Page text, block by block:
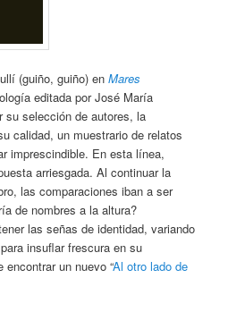
(guiño, guiño) enMares
editada por José María
su selección de autores, la
calidad, un muestrario de relatos
imprescindible. En esta línea,
arriesgada. Al continuar la
las comparaciones iban a ser
de nombres a la altura?
las señas de identidad, variando
insuflar frescura en su
un nuevo “Al otro lado de